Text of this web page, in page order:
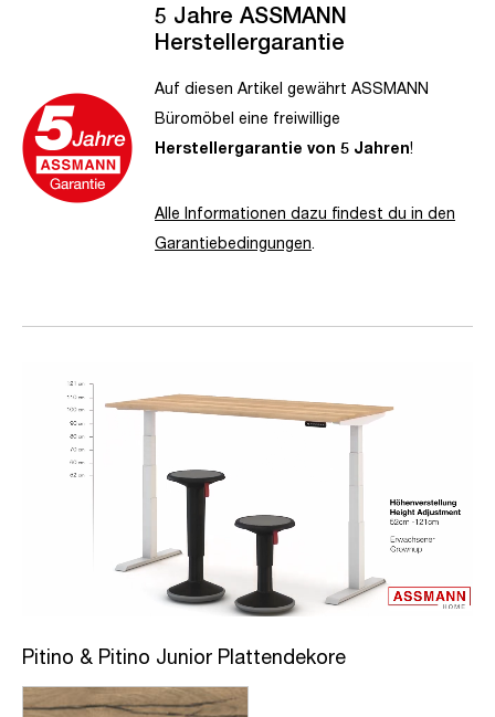
5 Jahre ASSMANN
Herstellergarantie
Auf diesen Artikel gewährt ASSMANN
Büromöbel eine freiwillige
Herstellergarantie von 5 Jahren!
Alle Informationen dazu findest du in den
Garantiebedingungen.
Pitino & Pitino Junior Plattendekore